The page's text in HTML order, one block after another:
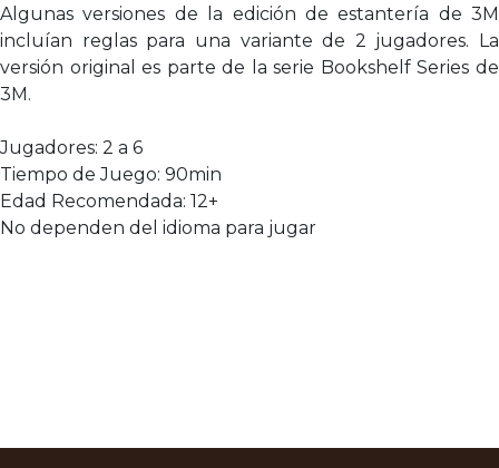
Algunas versiones de la edición de estantería de 3M
incluían reglas para una variante de 2 jugadores. La
versión original es parte de la serie Bookshelf Series de
3M.
Jugadores: 2 a 6
Tiempo de Juego: 90min
Edad Recomendada: 12+
No dependen del idioma para jugar